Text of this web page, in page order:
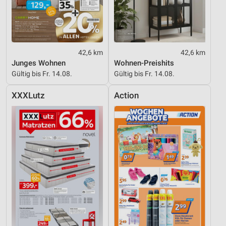
42,6 km
Junges Wohnen
Gültig bis Fr. 14.08.
42,6 km
Wohnen-Preishits
Gültig bis Fr. 14.08.
XXXLutz Action
Verwendung reduzierter Daten zur Auswahl von
Inhalten
IAB-Besonderheiten:
Verwendung genauer Standortdaten
Geräte anhand von aktiv angeforderten
Informationen identifizieren
Nicht-IAB-Verarbeitungszwecke:
Notwendig
Performance
Funktional
Werbung